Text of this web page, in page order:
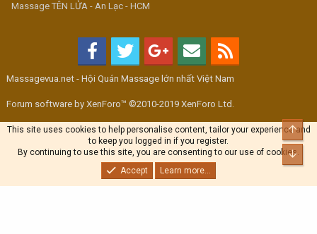
Massage TÊN LỬA - An Lạc - HCM
Massagevua.net - Hội Quán Massage lớn nhất Việt Nam
Forum software by XenForo™ ©2010-2019 XenForo Ltd.
This site uses cookies to help personalise content, tailor your experience and
to keep you logged in if you register.
By continuing to use this site, you are consenting to our use of cookies.
Accept
Learn more...
Top